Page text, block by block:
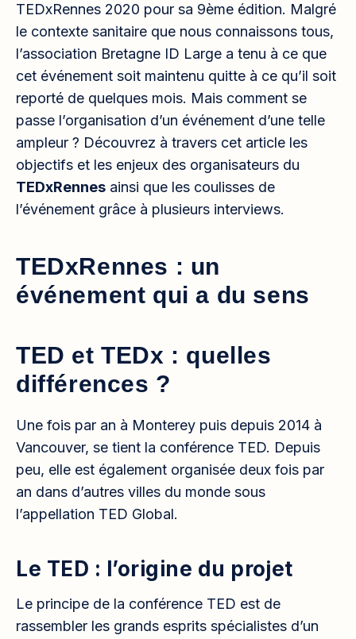
TEDxRennes 2020 pour sa 9ème édition. Malgré
le contexte sanitaire que nous connaissons tous,
l’association Bretagne ID Large a tenu à ce que
cet événement soit maintenu quitte à ce qu’il soit
reporté de quelques mois. Mais comment se
passe l’organisation d’un événement d’une telle
ampleur ? Découvrez à travers cet article les
objectifs et les enjeux des organisateurs du
TEDxRennes ainsi que les coulisses de
l’événement grâce à plusieurs interviews.
TEDxRennes : un
événement qui a du sens
TED et TEDx : quelles
différences ?
Une fois par an à Monterey puis depuis 2014 à
Vancouver, se tient la conférence TED. Depuis
peu, elle est également organisée deux fois par
an dans d’autres villes du monde sous
l’appellation TED Global.
Le TED : l’origine du projet
Le principe de la conférence TED est de
rassembler les grands esprits spécialistes d’un